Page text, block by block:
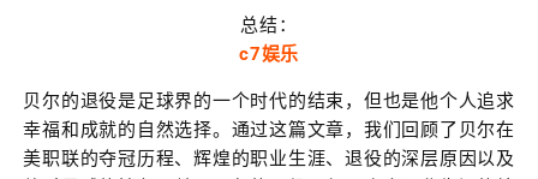
总结：
c7娱乐
贝尔的退役是足球界的一个时代的结束，但也是他个人追求
幸福和成就的自然选择。通过这篇文章，我们回顾了贝尔在
美职联的夺冠历程、辉煌的职业生涯、退役的深层原因以及